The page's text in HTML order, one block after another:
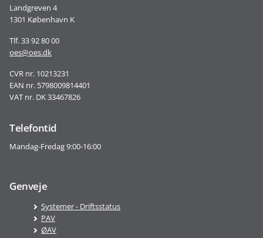
Landgreven 4
1301 København K
Tlf. 33 92 80 00
oes@oes.dk
CVR nr. 10213231
EAN nr. 5798009814401
VAT nr. DK 33467826
Telefontid
Mandag-Fredag 9:00-16:00
Genveje
Systemer - Driftsstatus
PAV
ØAV